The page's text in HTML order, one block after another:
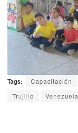
Tags: Capacitación
Trujillo
Venezuela